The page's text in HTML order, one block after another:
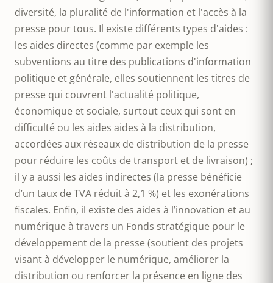
diversité, la pluralité de l'information et l'accès à la
presse pour tous. Il existe différents types d'aides :
les aides directes (comme par exemple les
subventions au titre des publications d'information
politique et générale, elles soutiennent les titres de
presse qui couvrent l'actualité politique,
économique et sociale, surtout ceux qui sont en
difficulté ou les aides aides à la distribution,
accordées aux réseaux de distribution de la presse
pour réduire les coûts de transport et de livraison) ;
il y a aussi les aides indirectes (la presse bénéficie
d’un taux de TVA réduit à 2,1 %) et les exonérations
fiscales. Enfin, il existe des aides à l’innovation et au
numérique à travers un Fonds stratégique pour le
développement de la presse (soutient des projets
visant à développer le numérique, améliorer la
distribution ou renforcer la présence en ligne des